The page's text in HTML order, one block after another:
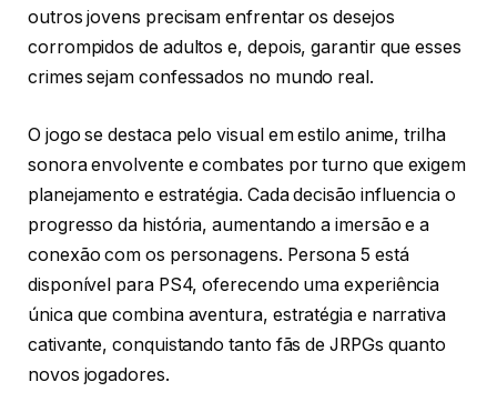
outros jovens precisam enfrentar os desejos
corrompidos de adultos e, depois, garantir que esses
crimes sejam confessados no mundo real.
O jogo se destaca pelo visual em estilo anime, trilha
sonora envolvente e combates por turno que exigem
planejamento e estratégia. Cada decisão influencia o
progresso da história, aumentando a imersão e a
conexão com os personagens. Persona 5 está
disponível para PS4, oferecendo uma experiência
única que combina aventura, estratégia e narrativa
cativante, conquistando tanto fãs de JRPGs quanto
novos jogadores.